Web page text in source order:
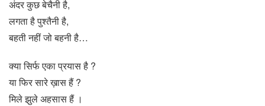
अंदर कुछ बेचैनी है,
लगता है पुश्तैनी है,
बहती नहीं जो बहनी है…
क्या सिर्फ एका प्रयास है ?
या फिर सारे ख़ास हैं ?
मिले झुले अहसास हैं ।